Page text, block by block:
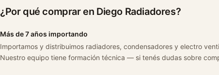
¿Por qué comprar en Diego Radiadores?
Más de 7 años importando
Importamos y distribuimos radiadores, condensadores y electro
Nuestro equipo tiene formación técnica — si tenés dudas sobre